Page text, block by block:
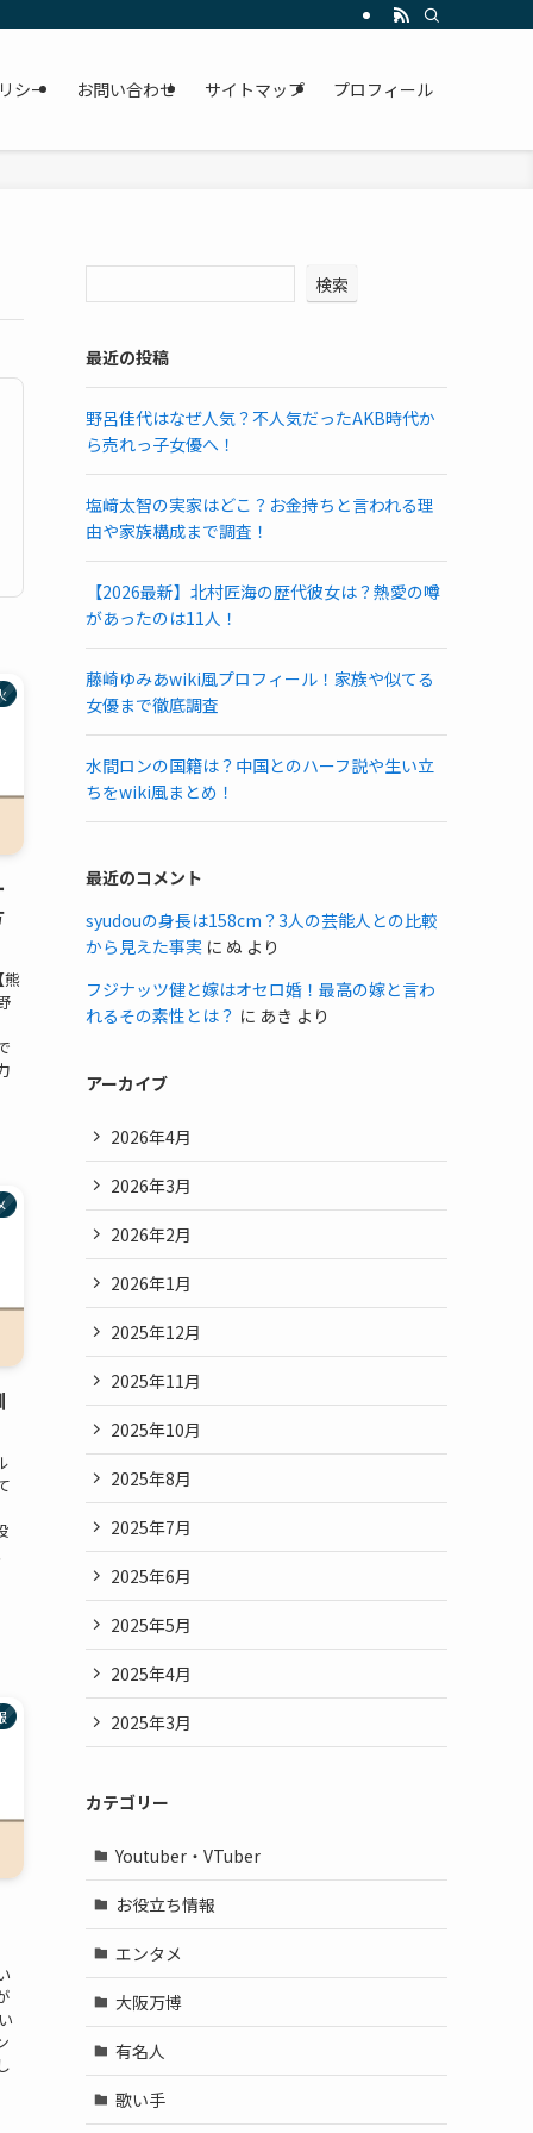
シー お問い合わせ サイトマップ プロフィール
熊
検索
最近の投稿
野呂佳代はなぜ人気？不人気だったAKB時代か
ら売れっ子女優へ！
塩﨑太智の実家はどこ？お金持ちと言われる理
由や家族構成まで調査！
【2026最新】北村匠海の歴代彼女は？熱愛の噂
があったのは11人！
藤崎ゆみあwiki風プロフィール！家族や似てる
女優まで徹底調査
水間ロンの国籍は？中国とのハーフ説や生い立
ちをwiki風まとめ！
最近のコメント
syudouの身長は158cm？3人の芸能人との比較
から見えた事実 に ぬ より
フジナッツ健と嫁はオセロ婚！最高の嫁と言わ
れるその素性とは？ に あき より
アーカイブ
2026年4月
2026年3月
2026年2月
2026年1月
2025年12月
2025年11月
2025年10月
2025年8月
2025年7月
2025年6月
2025年5月
2025年4月
2025年3月
カテゴリー
Youtuber・VTuber
お役立ち情報
エンタメ
大阪万博
有名人
歌い手